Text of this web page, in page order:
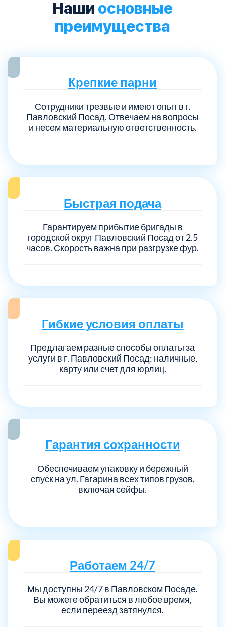
Наши основные
преимущества
Крепкие парни
Сотрудники трезвые и имеют опыт в г.
Павловский Посад. Отвечаем на вопросы
и несем материальную ответственность.
Быстрая подача
Гарантируем прибытие бригады в
городской округ Павловский Посад от 2.5
часов. Скорость важна при разгрузке фур.
Гибкие условия оплаты
Предлагаем разные способы оплаты за
услуги в г. Павловский Посад: наличные,
карту или счет для юрлиц.
Гарантия сохранности
Обеспечиваем упаковку и бережный
спуск на ул. Гагарина всех типов грузов,
включая сейфы.
Работаем 24/7
Мы доступны 24/7 в Павловском Посаде.
Вы можете обратиться в любое время,
если переезд затянулся.